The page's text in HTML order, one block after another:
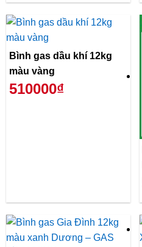
Bình gas dầu khí 12kg
màu vàng
510000₫